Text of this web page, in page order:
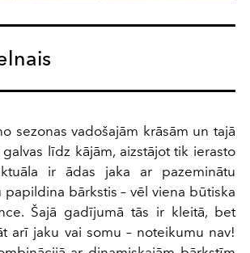
sezonas vadošajām krāsām un tajā
līdz kājām, aizstājot tik ierasto
ir ādas jaka ar pazeminātu
papildina bārkstis – vēl viena būtiska
Šajā gadījumā tās ir kleitā, bet
arī jaku vai somu – noteikumu nav!